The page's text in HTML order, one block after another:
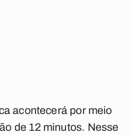
acontecerá por meio
de 12 minutos. Nesse